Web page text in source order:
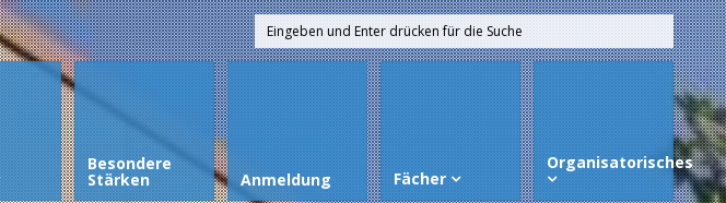
Besondere
Stärken Anmeldung Fächer
Organisatorisches